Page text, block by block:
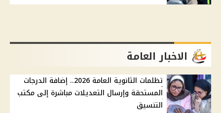
الاخبار العامة
تظلمات الثانوية العامة 2026.. إضافة الدرجات
المستحقة وإرسال التعديلات مباشرة إلى مكتب
التنسيق